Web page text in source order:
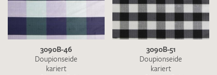
3090B-46
Doupionseide
kariert
3090B-51
Doupionseide
kariert